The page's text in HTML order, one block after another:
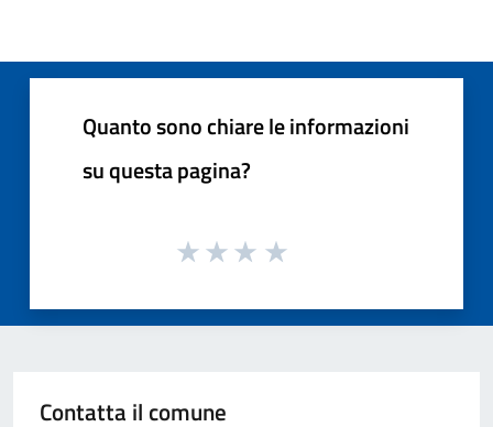
Quanto sono chiare le informazioni
su questa pagina?
Contatta il comune